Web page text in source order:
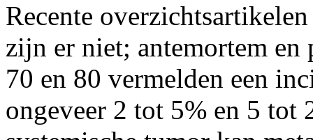
Recente
zijn er niet; antemortem en
70 en 80 vermelden een
ongeveer 2 tot 5% en 5